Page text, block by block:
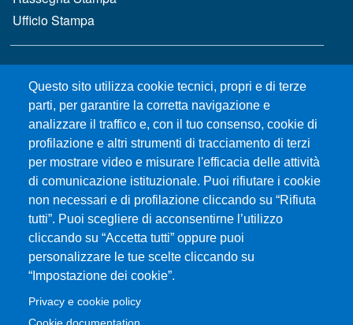
Questo sito utilizza cookie tecnici, propri e di terze
parti, per garantire la corretta navigazione e
analizzare il traffico e, con il tuo consenso, cookie di
profilazione e altri strumenti di tracciamento di terzi
per mostrare video e misurare l'efficacia delle attività
di comunicazione istituzionale. Puoi rifiutare i cookie
non necessari e di profilazione cliccando su “Rifiuta
tutti”. Puoi scegliere di acconsentirne l’utilizzo
cliccando su “Accetta tutti” oppure puoi
personalizzare le tue scelte cliccando su
“Impostazione dei cookie”.
Privacy e cookie policy
Ufficio Stampa
MENÙ FOOTER 2
Gare d'appalto
Albo online
CIAM - Servizi Informatici
Brand Identity
Elenco siti tematici
Servizi per Disabilità e DSA
Sostieni Unime
Performance - trasparenza
Amministrazione trasparente
Note Legali